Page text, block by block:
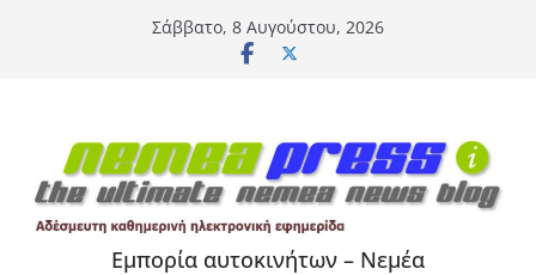
Σάββατο, 8 Αυγούστου, 2026
Εμπορία αυτοκινήτων – Νεμέα